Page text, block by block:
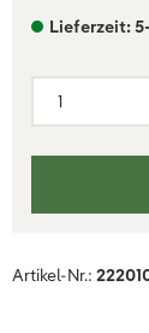
Lieferzeit:
Artikel-Nr.: